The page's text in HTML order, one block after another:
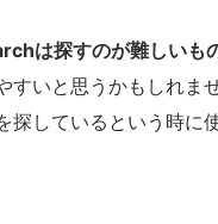
は探すのが難しいも
いと思うかもしれま
探しているという時に